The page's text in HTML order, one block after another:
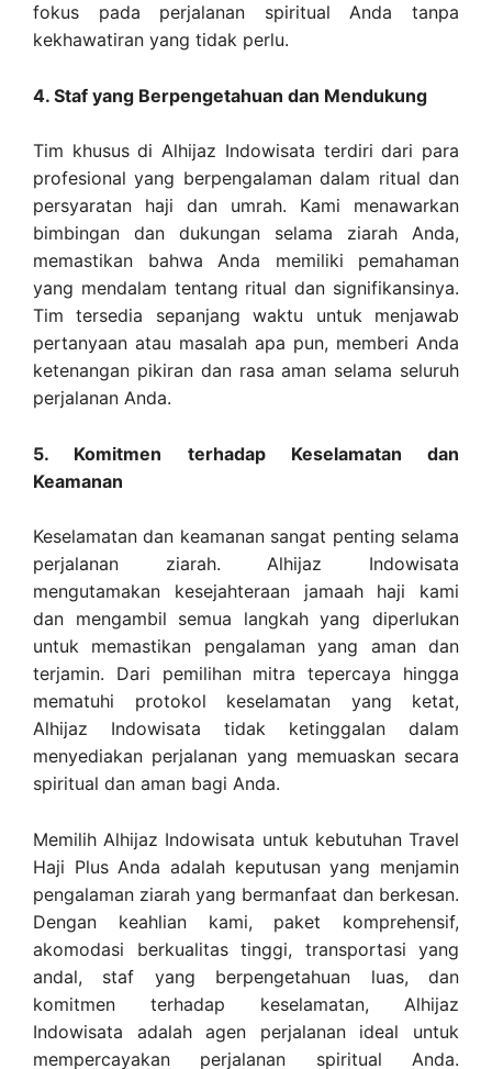
fokus pada perjalanan spiritual Anda tanpa
kekhawatiran yang tidak perlu.
4. Staf yang Berpengetahuan dan Mendukung
Tim khusus di Alhijaz Indowisata terdiri dari para
profesional yang berpengalaman dalam ritual dan
persyaratan haji dan umrah. Kami menawarkan
bimbingan dan dukungan selama ziarah Anda,
memastikan bahwa Anda memiliki pemahaman
yang mendalam tentang ritual dan signifikansinya.
Tim tersedia sepanjang waktu untuk menjawab
pertanyaan atau masalah apa pun, memberi Anda
ketenangan pikiran dan rasa aman selama seluruh
perjalanan Anda.
5. Komitmen terhadap Keselamatan dan
Keamanan
Keselamatan dan keamanan sangat penting selama
perjalanan ziarah. Alhijaz Indowisata
mengutamakan kesejahteraan jamaah haji kami
dan mengambil semua langkah yang diperlukan
untuk memastikan pengalaman yang aman dan
terjamin. Dari pemilihan mitra tepercaya hingga
mematuhi protokol keselamatan yang ketat,
Alhijaz Indowisata tidak ketinggalan dalam
menyediakan perjalanan yang memuaskan secara
spiritual dan aman bagi Anda.
Memilih Alhijaz Indowisata untuk kebutuhan Travel
Haji Plus Anda adalah keputusan yang menjamin
pengalaman ziarah yang bermanfaat dan berkesan.
Dengan keahlian kami, paket komprehensif,
akomodasi berkualitas tinggi, transportasi yang
andal, staf yang berpengetahuan luas, dan
komitmen terhadap keselamatan, Alhijaz
Indowisata adalah agen perjalanan ideal untuk
mempercayakan perjalanan spiritual Anda.